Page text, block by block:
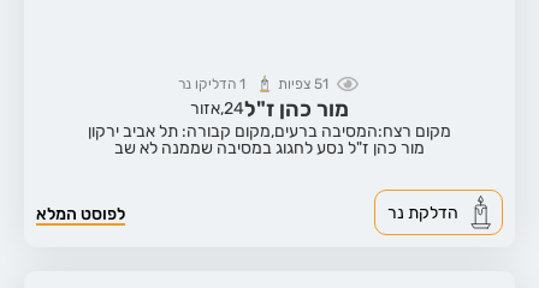
51 צפיות 1 הדליקו נר
מור כהן ז"ל24,אזור
מקום רצח:המסיבה ברעים,מקום קבורה: תל אביב ירקון
מור כהן ז"ל נסע לחגוג במסיבה שממנה לא שב
לפוסט המלא הדלקת נר